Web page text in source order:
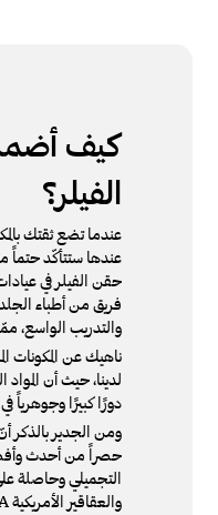
كيف
الفيلر؟
عندما تضع ثقتك
عندها ستتأكّد حتماً
حقن الفيلر في
فريق من أطباء
والتدريب الواسع،
ناهيك عن المكونات
لدينا، حيث أن
دورًا كبيرًا وجوهرياً
ومن الجدير بالذكر
حصراً من أحدث
التجميلي وحاصلة
والعقاقير الأمريكية FDA.